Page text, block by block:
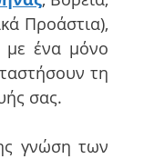
Προάστια),
ένα μόνο
τη
σας.
γνώση των